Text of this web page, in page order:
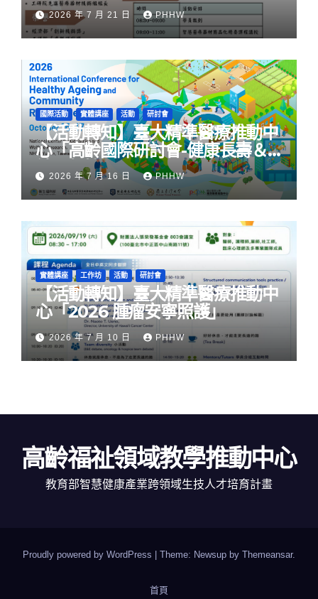
2026 年 7 月 21 日 PHHW
國際活動 實體講座 活動 研討會
【活動轉知】臺大精準醫療推動中
心「高齡國際研討會-健康長壽＆
社區韌性」
2026 年 7 月 16 日 PHHW
實體講座 工作坊 活動 研討會
【活動轉知】臺大精準醫療推動中
心「2026 腫瘤安寧照護」
2026 年 7 月 10 日 PHHW
高齡福祉領域教學推動中心
教育部智慧健康產業跨領域生技人才培育計畫
Proudly powered by WordPress | Theme: Newsup by Themeansar.
首頁